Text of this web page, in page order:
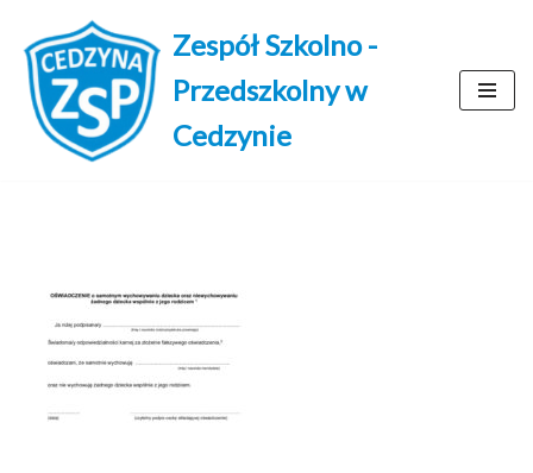
Przejdź
do
treści
Zespół Szkolno -
Przedszkolny w
Cedzynie